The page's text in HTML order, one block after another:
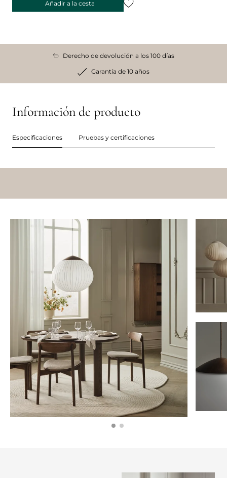
Añadir a la cesta
Derecho de devolución a los 100 días
Garantía de 10 años
Información de producto
Especificaciones Pruebas y certificaciones